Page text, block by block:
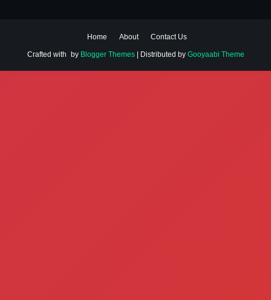
Home About Contact Us
Crafted with by Blogger Themes| Distributed by Gooyaabi Theme